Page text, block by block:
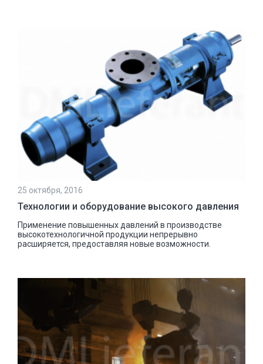
25 октября, 2016
Технологии и оборудование высокого давления
Применение повышенных давлений в производстве
высокотехнологичной продукции непрерывно
расширяется, предоставляя новые возможности.